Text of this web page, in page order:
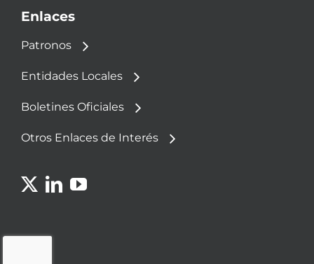
Enlaces
Patronos
Entidades Locales
Boletines Oficiales
Otros Enlaces de Interés